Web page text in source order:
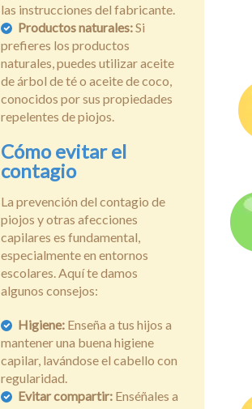
las instrucciones del fabricante.
Productos naturales:Si
prefieres los productos
naturales, puedes utilizar aceite
de árbol de té o aceite de coco,
conocidos por sus propiedades
repelentes de piojos.
Cómo evitar el
contagio
La prevención del contagio de
piojos y otras afecciones
capilares es fundamental,
especialmente en entornos
escolares. Aquí te damos
algunos consejos:
Higiene: Enseña a tus hijos a
mantener una buena higiene
capilar, lavándose el cabello con
regularidad.
Evitar compartir: Enséñales a